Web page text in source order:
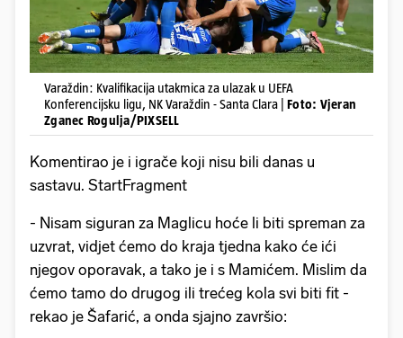
Varaždin: Kvalifikacija utakmica za ulazak u UEFA
Konferencijsku ligu, NK Varaždin - Santa Clara | Foto: Vjeran
Zganec Rogulja/PIXSELL
Komentirao je i igrače koji nisu bili danas u
sastavu. StartFragment
- Nisam siguran za Maglicu hoće li biti spreman za
uzvrat, vidjet ćemo do kraja tjedna kako će ići
njegov oporavak, a tako je i s Mamićem. Mislim da
ćemo tamo do drugog ili trećeg kola svi biti fit -
rekao je Šafarić, a onda sjajno završio: